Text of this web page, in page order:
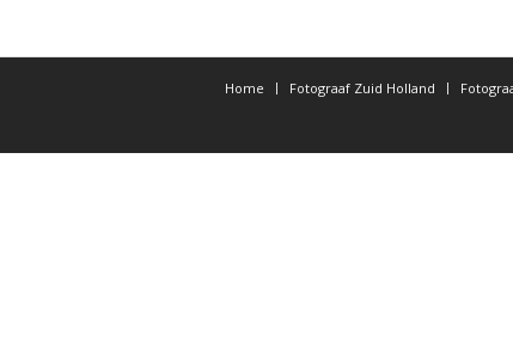
Home Fotograaf Zuid Holland